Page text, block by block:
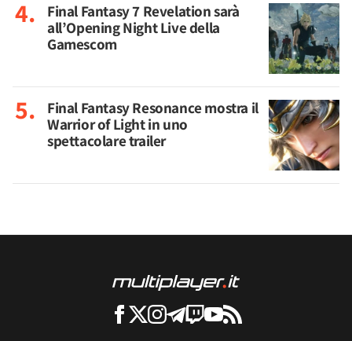
Final Fantasy 7 Revelation sarà
all’Opening Night Live della
Gamescom
Final Fantasy Resonance mostra il
Warrior of Light in uno
spettacolare trailer